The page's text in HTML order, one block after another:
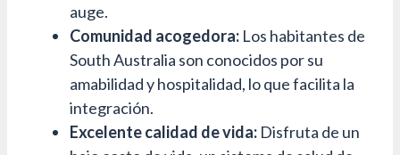
auge.
Comunidad acogedora: Los habitantes de
South Australia son conocidos por su
amabilidad y hospitalidad, lo que facilita la
integración.
Excelente calidad de vida: Disfruta de un